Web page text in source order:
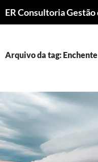
CONTEÚDO
Arquivo da tag: Enchente